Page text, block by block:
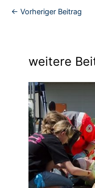
← Vorheriger Beitrag
weitere